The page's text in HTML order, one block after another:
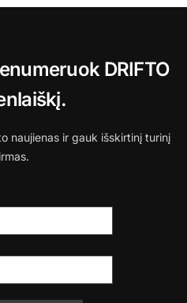
DRIFTO
naujienas ir gauk išskirtinį turinį